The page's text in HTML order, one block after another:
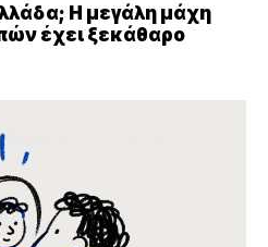
Η μεγάλη μάχη
έχει ξεκάθαρο